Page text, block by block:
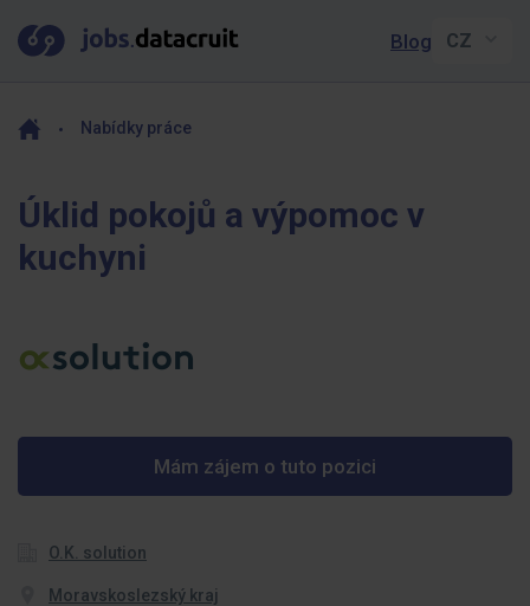
Blog
Nabídky práce
Úklid pokojů a výpomoc v
kuchyni
Mám zájem o tuto pozici
O.K. solution
Moravskoslezský kraj